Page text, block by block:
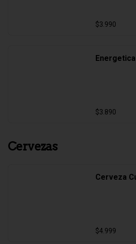
$3.990
Energetica
$3.890
Cervezas
Cerveza
$4.999